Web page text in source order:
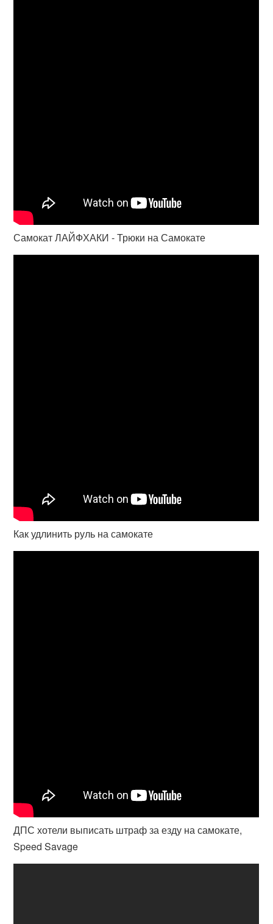
Самокат ЛАЙФХАКИ - Трюки на Самокате
Как удлинить руль на самокате
ДПС хотели выписать штраф за езду на самокате,
Speed Savage